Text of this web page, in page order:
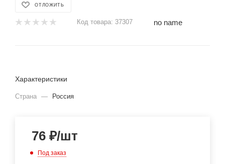
ОТЛОЖИТЬ
Код товара: 37307 no name
Характеристики
Страна — Россия
76 ₽/шт
Под заказ